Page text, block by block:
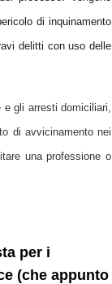
di inquinamento
delitti con uso delle
e gli arresti domiciliari,
di avvicinamento nei
una professione o
per i
(che appunto